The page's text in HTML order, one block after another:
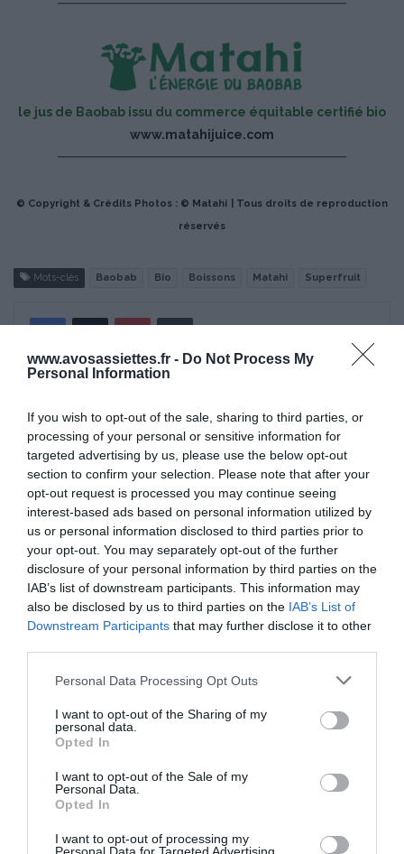
www.avosassiettes.fr - Do Not Process My
Personal Information
If you wish to opt-out of the sale, sharing to third parties, or
processing of your personal or sensitive information for
targeted advertising by us, please use the below opt-out
section to confirm your selection. Please note that after your
opt-out request is processed you may continue seeing
interest-based ads based on personal information utilized by
us or personal information disclosed to third parties prior to
your opt-out. You may separately opt-out of the further
disclosure of your personal information by third parties on the
IAB’s list of downstream participants. This information may
also be disclosed by us to third parties on the IAB’s List of
Downstream Participants that may further disclose it to other
Please note that this website/app uses one or more Google
not limited to your visit or usage behaviour. You may click to
grant or deny consent to Google and its third-party tags to
use your data for below specified purposes in below Google
consent section.
Personal Data Processing Opt Outs
I want to opt-out of the Sharing of my
personal data.
Opted In
I want to opt-out of the Sale of my
Personal Data.
Opted In
I want to opt-out of processing my
le jus de Baobab issu du commerce équitable certifié bio
www.matahijuice.com
© Copyright & Crédits Photos : © Matahi
| Tous droits de reproduction
réservés
Mots-clés Baobab Bio Boissons Matahi Superfruit
ÇA PEUT AUSSI VOUS INTÉRESSER